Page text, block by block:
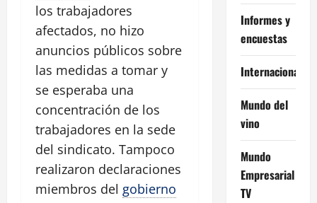
los trabajadores
afectados, no hizo
anuncios públicos sobre
las medidas a tomar y
se esperaba una
concentración de los
trabajadores en la sede
del sindicato. Tampoco
realizaron declaraciones
miembros del gobierno
Informes y
encuestas
Internacional
Mundo del
vino
Mundo
Empresarial
TV